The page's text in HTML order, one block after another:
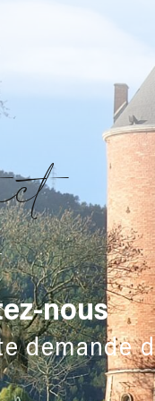
ct
nous
demande